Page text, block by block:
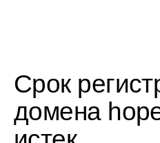
Срок
домена